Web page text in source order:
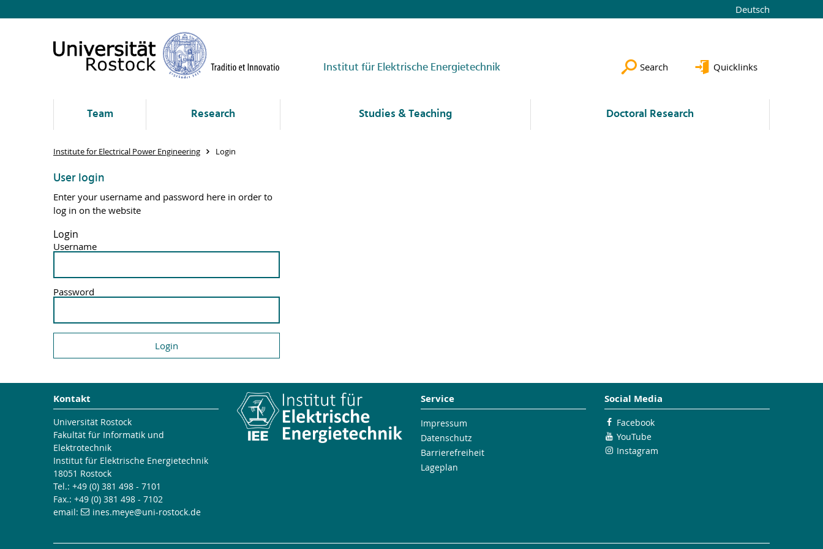
Deutsch
Institut für Elektrische Energietechnik Search Quicklinks
Team Research Studies & Teaching Doctoral Research
Institute for Electrical Power Engineering Login
User login
Enter your username and password here in order to
log in on the website
Login
Username
Password
Kontakt
Universität Rostock
Fakultät für Informatik und
Elektrotechnik
Institut für Elektrische Energietechnik
18051 Rostock
Tel.: +49 (0) 381 498 - 7101
Fax.: +49 (0) 381 498 - 7102
email:
ines.meye@uni-rostock.de
Service
Impressum
Datenschutz
Barrierefreiheit
Lageplan
Social Media
Facebook
YouTube
Instagram